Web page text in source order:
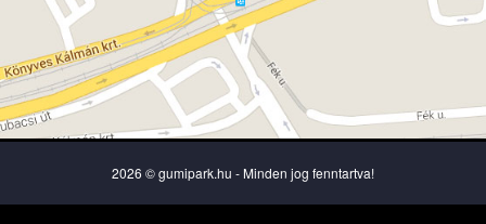
2026 © gumipark.hu - Minden jog fenntartva!